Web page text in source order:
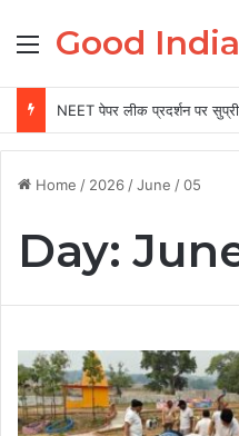
Menu
Good India
Home / 2026 /June /05
Day: